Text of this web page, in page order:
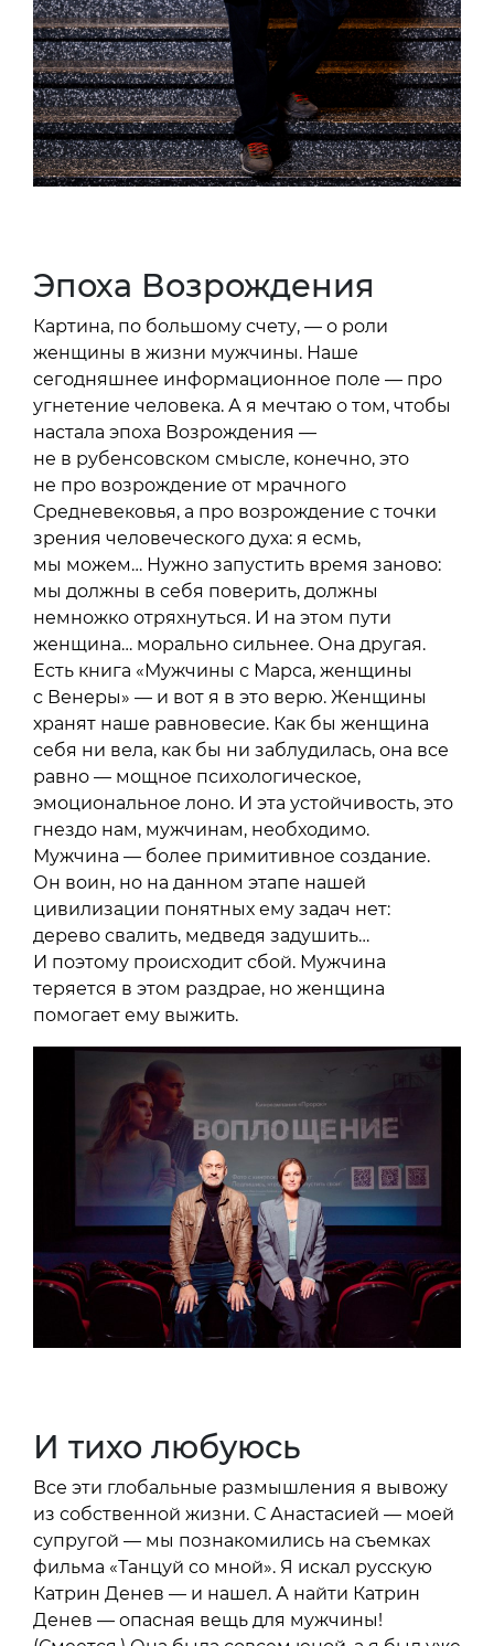
Эпоха Возрождения
Картина, по большому счету, — о роли
женщины в жизни мужчины. Наше
сегодняшнее информационное поле — про
угнетение человека. А я мечтаю о том, чтобы
настала эпоха Возрождения —
не в рубенсовском смысле, конечно, это
не про возрождение от мрачного
Средневековья, а про возрождение с точки
зрения человеческого духа: я есмь,
мы можем… Нужно запустить время заново:
мы должны в себя поверить, должны
немножко отряхнуться. И на этом пути
женщина… морально сильнее. Она другая.
Есть книга «Мужчины с Марса, женщины
с Венеры» — и вот я в это верю. Женщины
хранят наше равновесие. Как бы женщина
себя ни вела, как бы ни заблудилась, она все
равно — мощное психологическое,
эмоциональное лоно. И эта устойчивость, это
гнездо нам, мужчинам, необходимо.
Мужчина — более примитивное создание.
Он воин, но на данном этапе нашей
цивилизации понятных ему задач нет:
дерево свалить, медведя задушить…
И поэтому происходит сбой. Мужчина
теряется в этом раздрае, но женщина
помогает ему выжить.
И тихо любуюсь
Все эти глобальные размышления я вывожу
из собственной жизни. С Анастасией — моей
супругой — мы познакомились на съемках
фильма «Танцуй со мной». Я искал русскую
Катрин Денев — и нашел. А найти Катрин
Денев — опасная вещь для мужчины!